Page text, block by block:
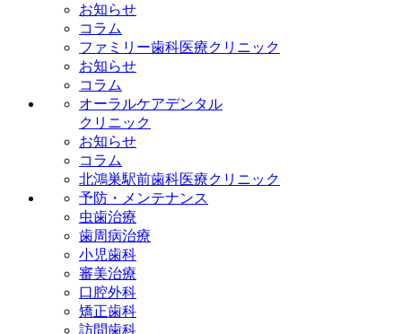
お知らせ
コラム
ファミリー歯科医療クリニック
お知らせ
コラム
オーラルケアデンタル
クリニック
お知らせ
コラム
北鴻巣駅前歯科医療クリニック
予防・メンテナンス
虫歯治療
歯周病治療
小児歯科
審美治療
口腔外科
矯正歯科
訪問歯科